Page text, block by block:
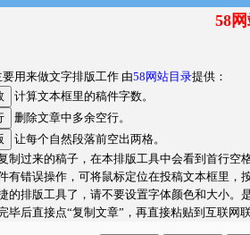
58
要用来做文字排版工作 由58网站目录提供：
计算文本框里的稿件字数。
删除文章中多余空行。
让每个自然段落前空出两格。
制过来的稿子，在本排版工具中会看到首行空
有错误操作，可将鼠标定位在投稿文本框里，
的排版工具了，请不要设置字体颜色和大小。
毕后直接点“复制文章”，再直接粘贴到互联网